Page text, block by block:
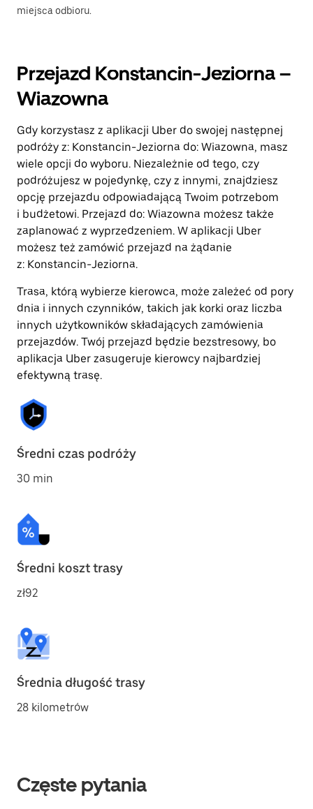
miejsca odbioru.
Przejazd Konstancin-Jeziorna –
Wiazowna
Gdy korzystasz z aplikacji Uber do swojej następnej
podróży z: Konstancin-Jeziorna do: Wiazowna, masz
wiele opcji do wyboru. Niezależnie od tego, czy
podróżujesz w pojedynkę, czy z innymi, znajdziesz
opcję przejazdu odpowiadającą Twoim potrzebom
i budżetowi. Przejazd do: Wiazowna możesz także
zaplanować z wyprzedzeniem. W aplikacji Uber
możesz też zamówić przejazd na żądanie
z: Konstancin-Jeziorna.
Trasa, którą wybierze kierowca, może zależeć od pory
dnia i innych czynników, takich jak korki oraz liczba
innych użytkowników składających zamówienia
przejazdów. Twój przejazd będzie bezstresowy, bo
aplikacja Uber zasugeruje kierowcy najbardziej
efektywną trasę.
Średni czas podróży
30 min
Średni koszt trasy
zł92
Średnia długość trasy
28 kilometrów
Częste pytania